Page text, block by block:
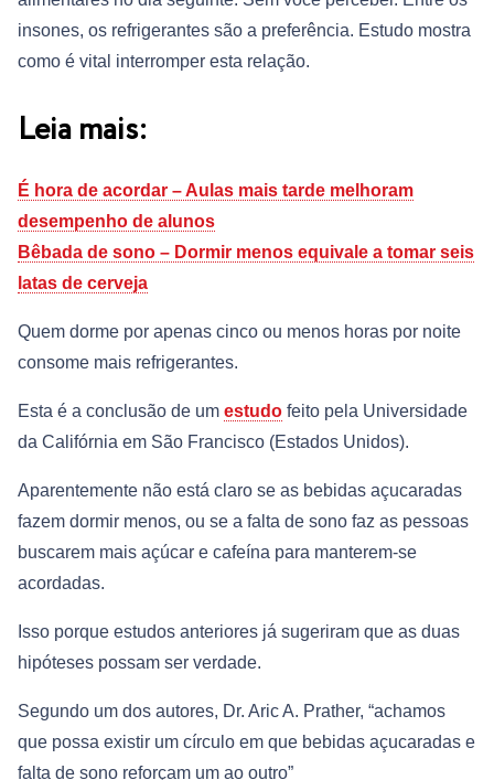
insones, os refrigerantes são a preferência. Estudo mostra
como é vital interromper esta relação.
Leia mais:
É hora de acordar – Aulas mais tarde melhoram
desempenho de alunos
Bêbada de sono – Dormir menos equivale a tomar seis
latas de cerveja
Quem dorme por apenas cinco ou menos horas por noite
consome mais refrigerantes.
Esta é a conclusão de um estudo feito pela Universidade
da Califórnia em São Francisco (Estados Unidos).
Aparentemente não está claro se as bebidas açucaradas
fazem dormir menos, ou se a falta de sono faz as pessoas
buscarem mais açúcar e cafeína para manterem-se
acordadas.
Isso porque estudos anteriores já sugeriram que as duas
hipóteses possam ser verdade.
Segundo um dos autores, Dr. Aric A. Prather, “achamos
que possa existir um círculo em que bebidas açucaradas e
falta de sono reforçam um ao outro”